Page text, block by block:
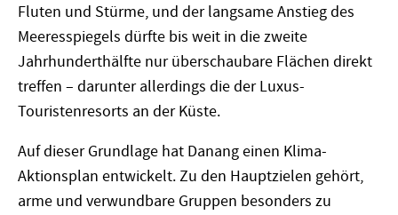
Fluten und Stürme, und der langsame Anstieg des
Meeresspiegels dürfte bis weit in die zweite
Jahrhunderthälfte nur überschaubare Flächen direkt
treffen – darunter allerdings die der Luxus-
Touristenresorts an der Küste.
Auf dieser Grundlage hat Danang einen Klima-
Aktionsplan entwickelt. Zu den Hauptzielen gehört,
arme und verwundbare Gruppen besonders zu